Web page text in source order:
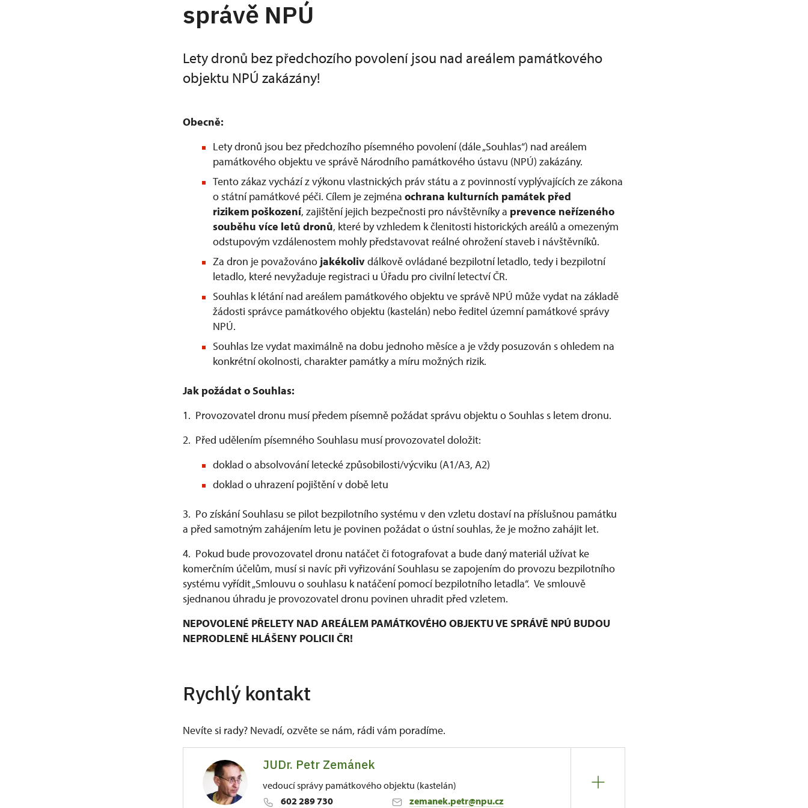
správě NPÚ
Lety dronů bez předchozího povolení jsou nad areálem památkového
objektu NPÚ zakázány!
Obecně:
Lety dronů jsou bez předchozího písemného povolení (dále „Souhlas“) nad areálem
památkového objektu ve správě Národního památkového ústavu (NPÚ) zakázány.
Tento zákaz vychází z výkonu vlastnických práv státu a z povinností vyplývajících ze zákona
o státní památkové péči. Cílem je zejména ochrana kulturních památek před
rizikem poškození, zajištění jejich bezpečnosti pro návštěvníky a prevence neřízeného
souběhu více letů dronů, které by vzhledem k členitosti historických areálů a omezeným
odstupovým vzdálenostem mohly představovat reálné ohrožení staveb i návštěvníků.
Za dron je považováno jakékolivdálkově ovládané bezpilotní letadlo, tedy i bezpilotní
letadlo, které nevyžaduje registraci u Úřadu pro civilní letectví ČR.
Souhlas k létání nad areálem památkového objektu ve správě NPÚ může vydat na základě
žádosti správce památkového objektu (kastelán) nebo ředitel územní památkové správy
NPÚ.
Souhlas lze vydat maximálně na dobu jednoho měsíce a je vždy posuzován s ohledem na
konkrétní okolnosti, charakter památky a míru možných rizik.
Jak požádat o Souhlas:
1. Provozovatel dronu musí předem písemně požádat správu objektu o Souhlas s letem dronu.
2. Před udělením písemného Souhlasu musí provozovatel doložit:
doklad o absolvování letecké způsobilosti/výcviku (A1/A3, A2)
doklad o uhrazení pojištění v době letu
3. Po získání Souhlasu se pilot bezpilotního systému v den vzletu dostaví na příslušnou památku
a před samotným zahájením letu je povinen požádat o ústní souhlas, že je možno zahájit let.
4. Pokud bude provozovatel dronu natáčet či fotografovat a bude daný materiál užívat ke
komerčním účelům, musí si navíc při vyřizování Souhlasu se zapojením do provozu bezpilotního
systému vyřídit „Smlouvu o souhlasu k natáčení pomocí bezpilotního letadla“. Ve smlouvě
sjednanou úhradu je provozovatel dronu povinen uhradit před vzletem.
NEPOVOLENÉ PŘELETY NAD AREÁLEM PAMÁTKOVÉHO OBJEKTU VE SPRÁVĚ NPÚ BUDOU
NEPRODLENĚ HLÁŠENY POLICII ČR!
Rychlý kontakt
Nevíte si rady? Nevadí, ozvěte se nám, rádi vám poradíme.
JUDr. Petr Zemánek
vedoucí správy památkového objektu (kastelán)
602 289 730
zemanek.petr@npu.cz